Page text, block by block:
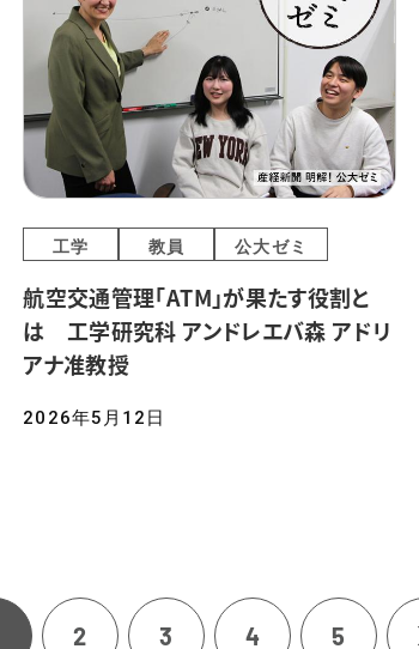
2026年5月12日
工学 教員 公大ゼミ
航空交通管理「ATM」が果たす役割と
は 工学研究科 アンドレエバ森 アドリ
アナ准教授
2 3 4 5